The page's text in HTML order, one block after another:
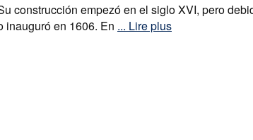
empezó en el siglo XVI, pero
inauguró en 1606. En ... Lire plus